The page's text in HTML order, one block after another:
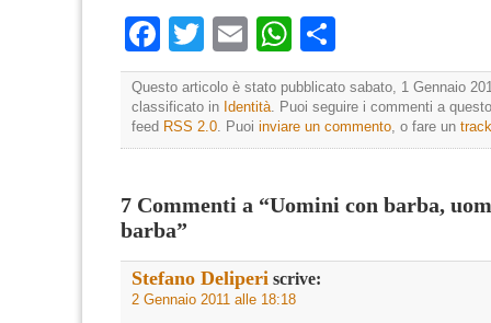
Facebook
TwitterEmailWhatsApp
Questo articolo è stato pubblicato sabato, 1 Gennaio
classificato in Identità. Puoi seguire i commenti a
feed RSS 2.0. Puoi inviare un commento, o fare un
7 Commenti a “Uomini con barba,
barba”
Stefano Deliperi scrive:
2 Gennaio 2011 alle 18:18